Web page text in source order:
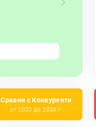
Сравни с Конкуренти
от 2020 до 2024 г.